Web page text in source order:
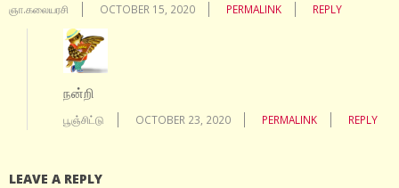
ஞா.கலையரசி OCTOBER 15, 2020 PERMALINK REPLY
நன்றி
பூஞ்சிட்டு OCTOBER 23, 2020 PERMALINK REPLY
LEAVE A REPLY